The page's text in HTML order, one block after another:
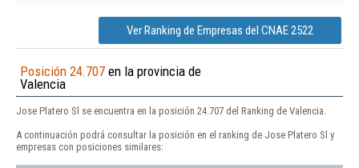
Ver Ranking de Empresas del CNAE 2522
Posición 24.707 en la provincia de
Valencia
Jose Platero Sl se encuentra en la posición 24.707 del Ranking de Valencia.
A continuación podrá consultar la posición en el ranking de Jose Platero Sl y
empresas con posiciones similares: